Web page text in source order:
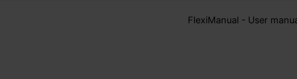
FlexiManual - User